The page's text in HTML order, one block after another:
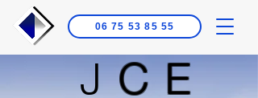
06 75 53 85 55
JCE